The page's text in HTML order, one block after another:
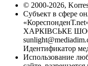
© 2000-2026,
Субъект в сфере
ХАРКІВСЬКЕ
Идентификатор
Использование